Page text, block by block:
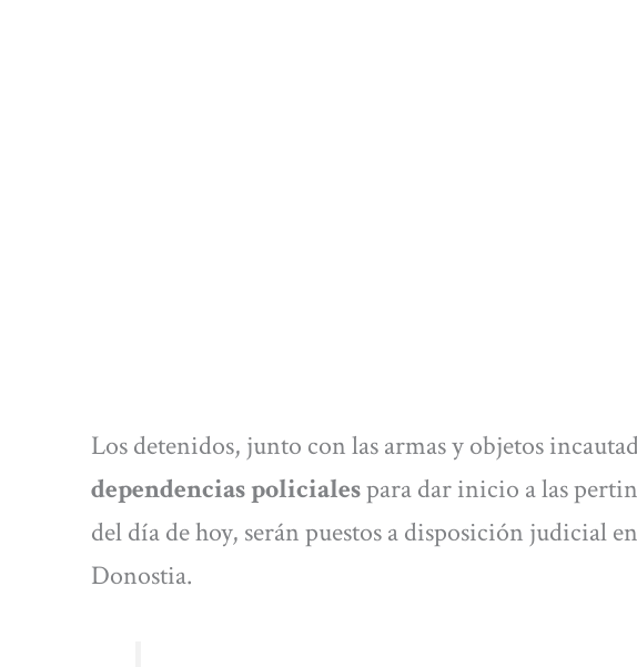
Los detenidos, junto con las armas y objetos
dependencias policialespara dar inicio a las
del día de hoy, serán puestos a disposición judicial
Donostia.